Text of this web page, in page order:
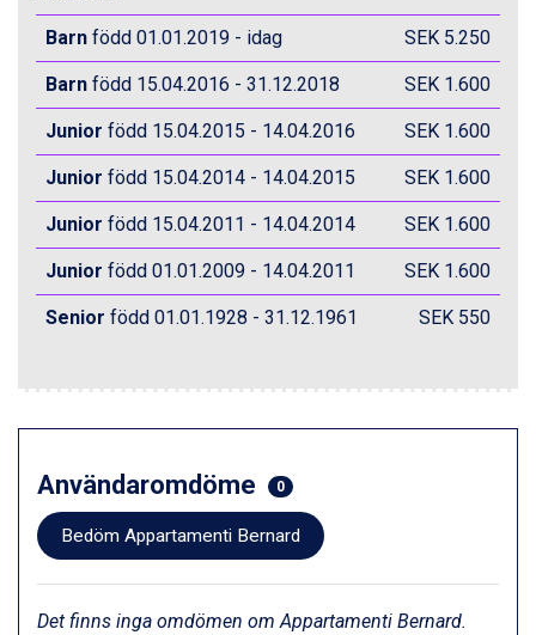
Bad Hofgastein från 8.595 kr.
Champoluc från 5.945 kr.
Sestriere från 6.945 kr.
Ischgl från 11.295 kr.
Wagrain från 7.095 kr.
Val Thorens från 8.395 kr.
St. Anton från 11.245 kr.
Zell am See från 6.295 kr.
Canazei från 7.195 kr.
Livigno från 5.595 kr.
Ponte di Legno från 7.395 kr.
Cervinia från 8.245 kr.
Passo Tonale från 5.895 kr.
Sölden från 12.995 kr.
Saalbach från 9.445 kr.
Sestriere från 6.945 kr.
Barn född 01.01.2019 - idag SEK 5.250
Barn född 15.04.2016 - 31.12.2018 SEK 1.600
Junior född 15.04.2015 - 14.04.2016 SEK 1.600
Junior född 15.04.2014 - 14.04.2015 SEK 1.600
Junior född 15.04.2011 - 14.04.2014 SEK 1.600
Junior född 01.01.2009 - 14.04.2011 SEK 1.600
Senior född 01.01.1928 - 31.12.1961 SEK 550
Användaromdöme 0
Bedöm Appartamenti Bernard
Det finns inga omdömen om Appartamenti Bernard.